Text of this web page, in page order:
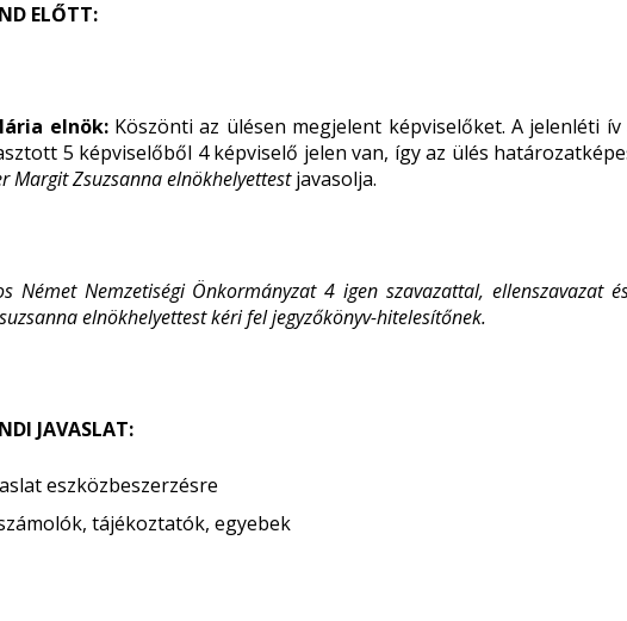
ELŐTT:
elnök: Köszönti az ülésen megjelent képviselőket. A jelenléti
5 képviselőből 4 képviselő jelen van, így az ülés
Margit Zsuzsanna elnökhelyettestjavasolja.
Német Nemzetiségi Önkormányzat 4 igen szavazattal, ellenszavazat
elnökhelyettest kéri fel jegyzőkönyv-hitelesítőnek.
JAVASLAT:
eszközbeszerzésre
tájékoztatók, egyebek